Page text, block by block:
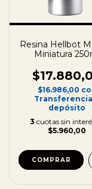
Resina Hellbot
Miniatura
$16.986,00
depósito
3 cuotas sin
$5.960,00